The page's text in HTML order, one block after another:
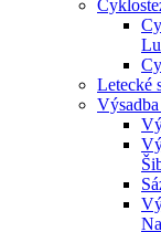
Letecké